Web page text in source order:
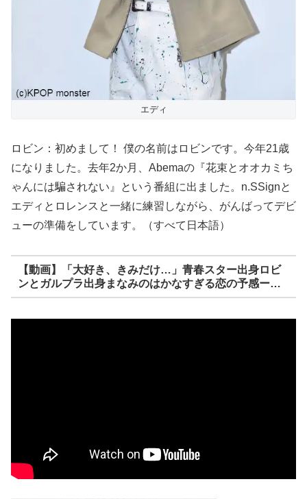
エディ
ロビン：初めまして！ 僕の名前はロビンです。今年21歳
になりました。去年2か月、Abemaの『花束とオオカミち
ゃんには騙されない』という番組に出ました。n.SSignと
エディとロレンスと一緒に練習しながら、がんばってデビ
ューの準備をしています。（すべて日本語）
【動画】「大好き、きみだけ…」青春スター出身ロビ
ンとガルプラ出身まなみのはかなすぎる恋の予感ー…